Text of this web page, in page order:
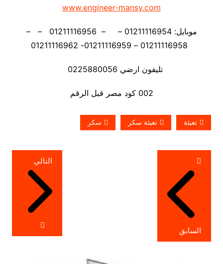
www.engineer-mansy.com
موبايل: 01211116954 – – 01211116956 – –
تليفون ارضي 0225880056
002 كود مصر قبل الرقم
تعبئة تعبئة سكر سكر
تصفّح
المقالات
السابق
التالي